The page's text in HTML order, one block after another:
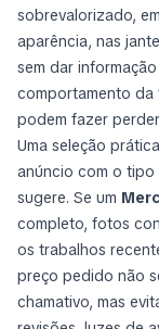
sobrevalorizado,
aparência, nas
sem dar
comportamento da
podem fazer
Uma seleção
anúncio com o
sugere. Se um
completo, fotos
os trabalhos
preço pedido não
chamativo, mas